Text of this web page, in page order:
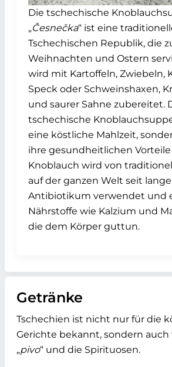
Die tschechische
„Česnečka“ ist eine
Tschechischen Republik, die
Weihnachten und Ostern
wird mit Kartoffeln, Zwiebeln,
Speck oder Schweinshaxen,
und saurer Sahne zubereitet.
tschechische
eine köstliche Mahlzeit,
ihre gesundheitlichen
Knoblauch wird von
auf der ganzen Welt seit
Antibiotikum verwendet und
Nährstoffe wie Kalzium und
die dem Körper guttun.
Getränke
Tschechien ist nicht nur für die
Gerichte bekannt, sondern auch
„pivo“ und die Spirituosen.